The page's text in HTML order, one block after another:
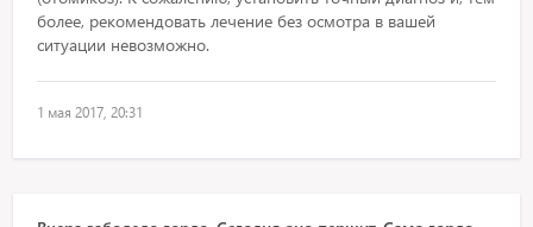
более, рекомендовать лечение без осмотра в вашей
ситуации невозможно.
1 мая 2017, 20:31